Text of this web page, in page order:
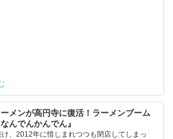
メンが高円寺に復活！ラーメンブーム
んでんかんでん』
、2012年に惜しまれつつも閉店してしまっ